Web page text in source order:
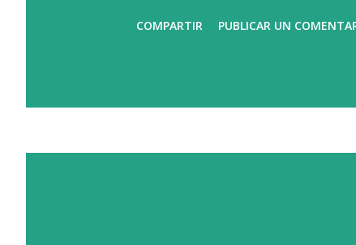
descuartizado. A veces me
COMPARTIR PUBLICAR UN